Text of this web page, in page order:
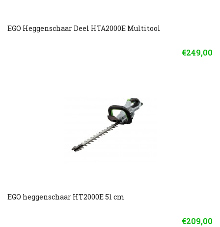
EGO Heggenschaar Deel HTA2000E Multitool
€249,00
EGO heggenschaar HT2000E 51 cm
€209,00